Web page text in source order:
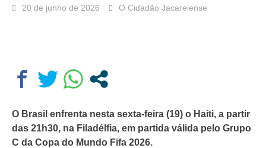
20 de junho de 2026 O Cidadão Jacareiense
O Brasil enfrenta nesta sexta-feira (19) o Haiti, a partir
das 21h30, na Filadélfia, em partida válida pelo Grupo
C da Copa do Mundo Fifa 2026.